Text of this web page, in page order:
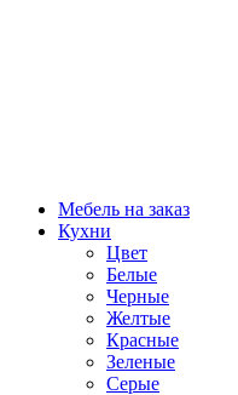
Мебель на заказ
Кухни
Цвет
Белые
Черные
Желтые
Красные
Зеленые
Серые